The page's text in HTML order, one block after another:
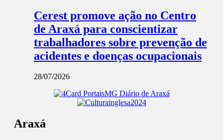
Cerest promove ação no Centro
de Araxá para conscientizar
trabalhadores sobre prevenção de
acidentes e doenças ocupacionais
28/07/2026
Araxá